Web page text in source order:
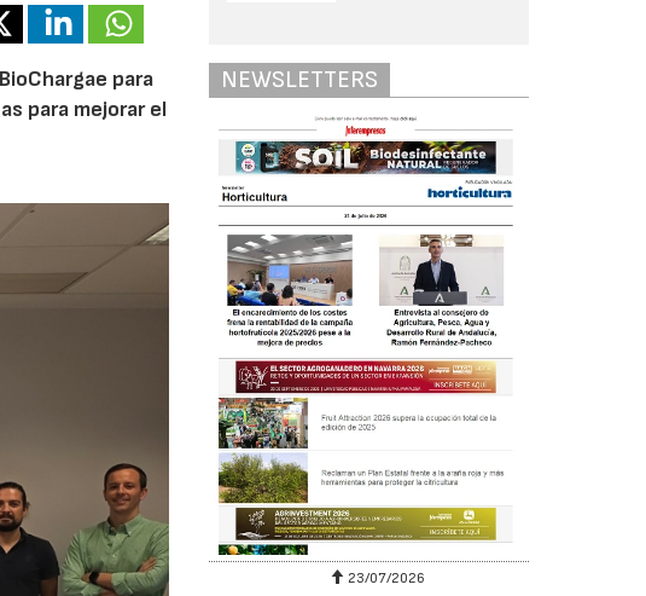
para
para mejorar el
NEWSLETTERS
30/07/2026 23/07/2026